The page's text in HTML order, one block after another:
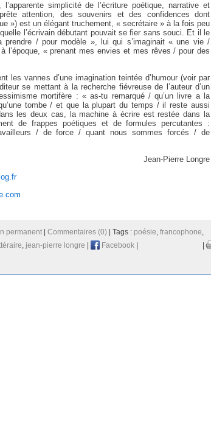
l’apparente simplicité de l’écriture poétique, narrative et
attention, des souvenirs et des confidences dont
») est un élégant truchement, « secrétaire » à la fois peu
l’écrivain débutant pouvait se fier sans souci. Et il le
prendre / pour modèle », lui qui s’imaginait « une vie /
l’époque, « prenant mes envies et mes rêves / pour des
les vannes d’une imagination teintée d’humour (voir par
se mettant à la recherche fiévreuse de l’auteur d’un
mortifère : « as-tu remarqué / qu’un livre a la
tombe / et que la plupart du temps / il reste aussi
les deux cas, la machine à écrire est restée dans la
de frappes poétiques et de formules percutantes :
/ de force / quant nous sommes forcés / de
Jean-Pierre Longre
permanent Commentaires (0) | Tags : poésie, francophone,
, jean-pierre longre Facebook